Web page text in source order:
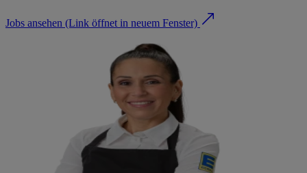
Jobs ansehen (Link öffnet in neuem Fenster)